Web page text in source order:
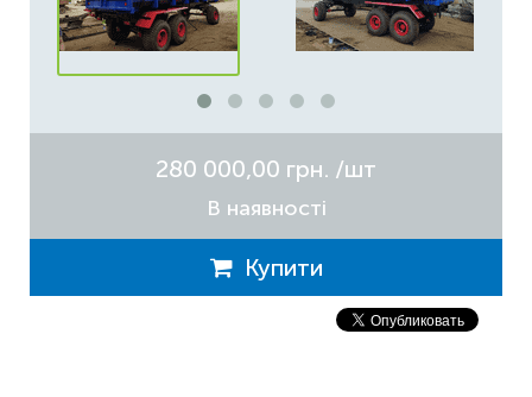
280 000,00 грн. /шт
В наявності
Купити